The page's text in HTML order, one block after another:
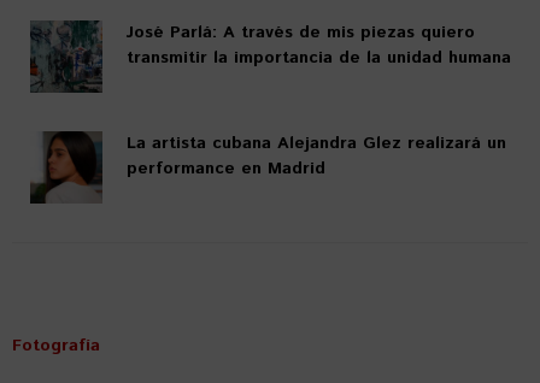
José Parlá: A través de mis piezas quiero
transmitir la importancia de la unidad humana
La artista cubana Alejandra Glez realizará un
performance en Madrid
Fotografía